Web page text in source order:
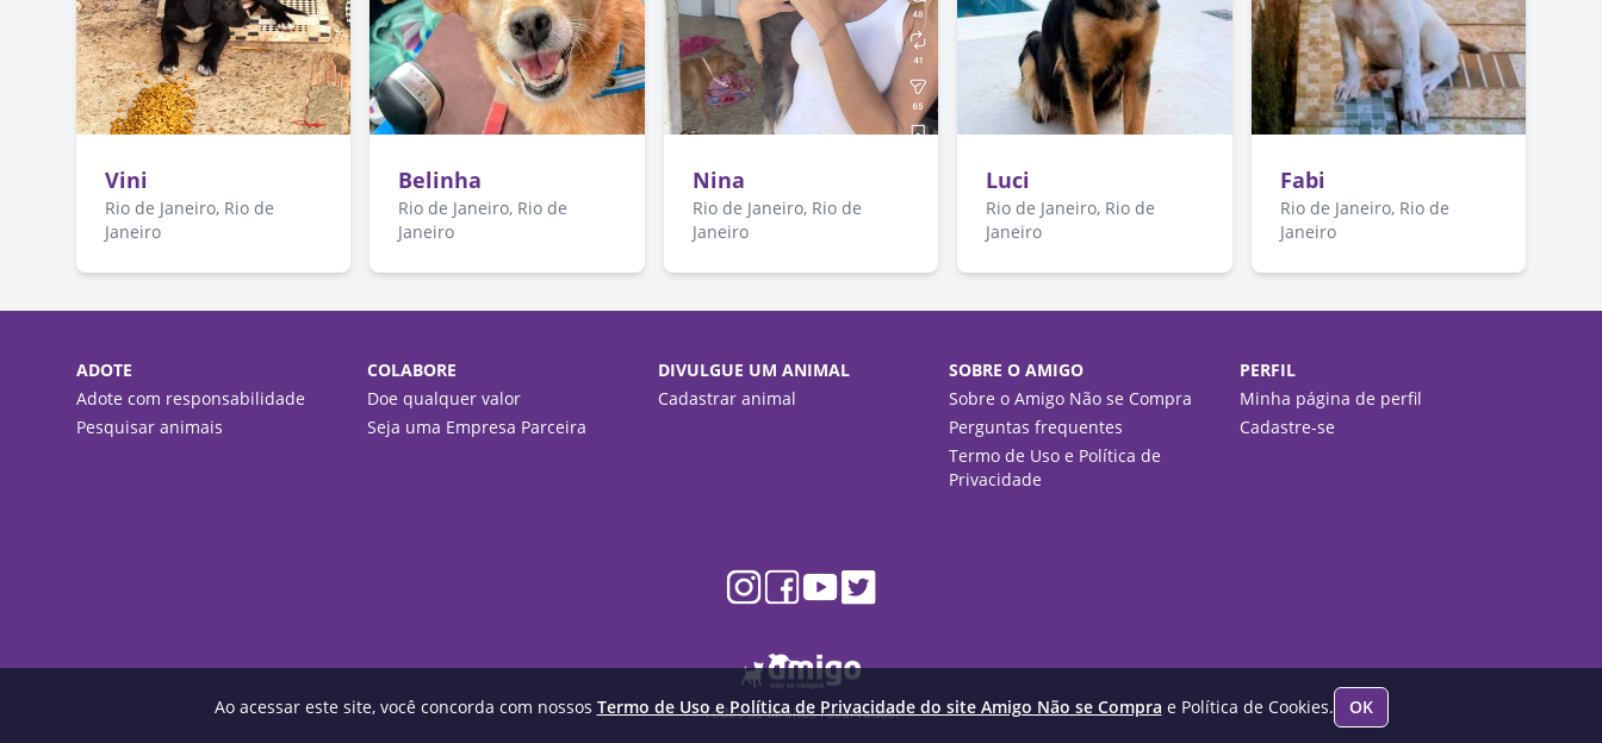
Vini
Rio de Janeiro, Rio de
Janeiro
Belinha
Rio de Janeiro, Rio de
Janeiro
Nina
Rio de Janeiro, Rio de
Janeiro
Luci
Rio de Janeiro, Rio de
Janeiro
Fabi
Rio de Janeiro, Rio de
Janeiro
Ao acessar este site, você concorda com nossos Termo de Uso e Política de Privacidade do site Amigo Não se Compra e Política de Cookies. OK
ADOTE
Adote com responsabilidade
Pesquisar animais
COLABORE
Doe qualquer valor
Seja uma Empresa Parceira
DIVULGUE UM ANIMAL
Cadastrar animal
SOBRE O AMIGO
Sobre o Amigo Não se Compra
Perguntas frequentes
Termo de Uso e Política de
Privacidade
PERFIL
Minha página de perfil
Cadastre-se
Todos os direitos reservados.